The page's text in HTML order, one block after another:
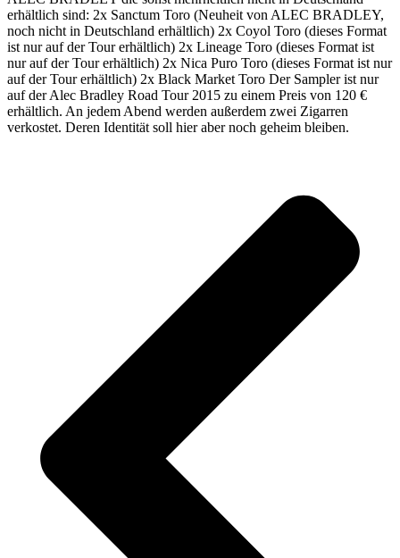
erhältlich sind: 2x Sanctum Toro (Neuheit von ALEC BRADLEY,
noch nicht in Deutschland erhältlich) 2x Coyol Toro (dieses Format
ist nur auf der Tour erhältlich) 2x Lineage Toro (dieses Format ist
nur auf der Tour erhältlich) 2x Nica Puro Toro (dieses Format ist nur
auf der Tour erhältlich) 2x Black Market Toro Der Sampler ist nur
auf der Alec Bradley Road Tour 2015 zu einem Preis von 120 €
erhältlich. An jedem Abend werden außerdem zwei Zigarren
verkostet. Deren Identität soll hier aber noch geheim bleiben.